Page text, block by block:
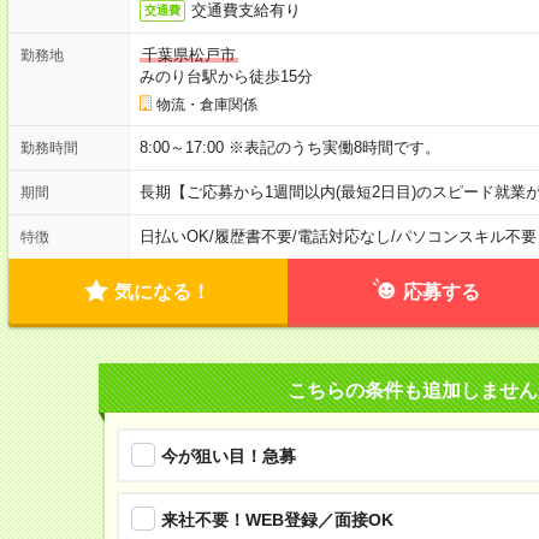
交通費 交通費支給有り
勤務地
千葉県松戸市
みのり台駅から徒歩15分
物流・倉庫関係
勤務時間 8:00～17:00 ※表記のうち実働8時間です。
期間 長期【ご応募から1週間以内(最短2日目)のスピード就業
特徴 日払いOK/履歴書不要/電話対応なし/パソコンスキル不要
気になる！ 応募する
こちらの条件も追加しませ
今が狙い目！急募
来社不要！WEB登録／面接OK